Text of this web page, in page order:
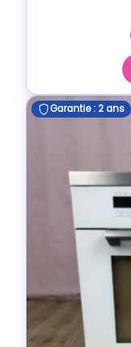
Garantie : 2 ans